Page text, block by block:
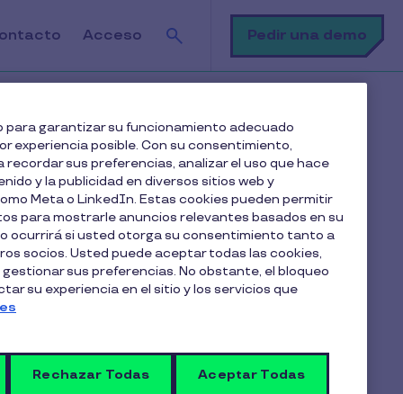
Acceso
Buscar
Pedir una demo
Artículos en esta categoría
Gestión de beneficios a
¿Cómo funciona el beneficio de
para garantizar su funcionamiento adecuado
experiencia posible. Con su consentimiento,
sus preferencias, analizar el uso que hace
y la publicidad en diversos sitios web y
Meta o LinkedIn. Estas cookies pueden permitir
para mostrarle anuncios relevantes basados en su
ocurrirá si usted otorga su consentimiento tanto a
socios. Usted puede aceptar todas las cookies,
sus preferencias. No obstante, el bloqueo
su experiencia en el sitio y los servicios que
Rechazar Todas Aceptar Todas